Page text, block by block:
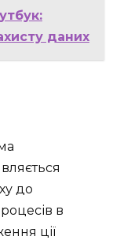
даних
до
в
ції